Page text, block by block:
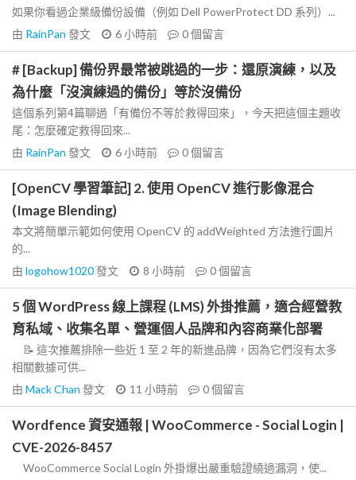
如果你看過企業級備份設備（例如 Dell PowerProtect DD 系列）...
由 RainPan 發文 6 小時前 0個留言
# [Backup] 備份界最常被跳過的一步：還原演練，以及
為什麼「沒演練過的備份」等於沒備份
這個系列第4篇聊過「有備份不等於救得回來」，今天把這個主題收
尾：怎麼確定救得回來...
由 RainPan 發文 6 小時前 0個留言
[OpenCV 學習筆記] 2. 使用 OpenCV 進行影像混合
(Image Blending)
本文將簡單示範如何使用 OpenCV 的 addWeighted 方法進行圖片
的...
由 logohow1020發文 8 小時前 0個留言
5 個 WordPress 線上課程 (LMS) 外掛推薦，適合經營教
育私域、收集名單、營運個人品牌和內容商業化部署
📝 這次推薦排除一些近 1 至 2 年的新進品牌，因為它們沒有太多
相關數據可供...
由 Mack Chan 發文 11 小時前 0個留言
Wordfence 資安通報 | WooCommerce - Social Login |
CVE-2026-8457
WooCommerce Social Login 外掛爆出嚴重驗證繞過漏洞，使...